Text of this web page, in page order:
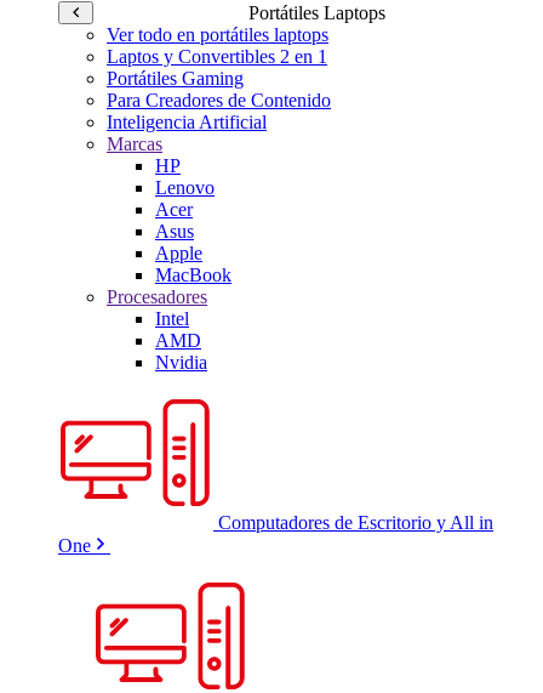
Portátiles Laptops
Ver todo en portátiles laptops
Laptos y Convertibles 2 en 1
Portátiles Gaming
Para Creadores de Contenido
Inteligencia Artificial
Marcas
HP
Lenovo
Acer
Asus
Apple
MacBook
Procesadores
Intel
AMD
Nvidia
Computadores de Escritorio y All in
One